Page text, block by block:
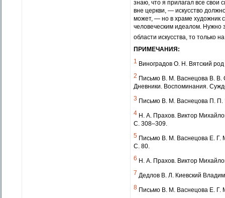
знаю, что я прилагал все свои
вне церкви, — искусство
может, — но в храме художник
человеческим идеалом. Нужно
области искусства, то только
ПРИМЕЧАНИЯ:
1 Виноградов О. Н. Вятский
2 Письмо В. М. Васнецова В. В.
Дневники. Воспоминания.
3 Письмо В. М. Васнецова П. П.
4 Н. А. Прахов. Виктор
С. 308–309.
5 Письмо В. М. Васнецова Е. Г.
С. 80.
6 Н. А. Прахов. Виктор
7 Дедлов В. Л. Киевский
8 Письмо В. М. Васнецова Е. Г.